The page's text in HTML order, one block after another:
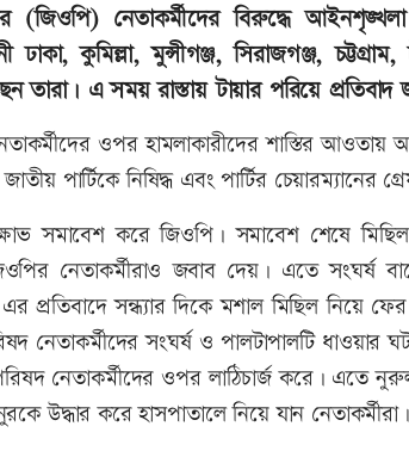
(জিওপি) নেতাকর্মীদের বিরুদ্ধে
ঢাকা, কুমিল্লা, মুন্সীগঞ্জ, সিরাজগঞ্জ,
তারা। এ সময় রাস্তায় টায়ার পরিয়ে প্রতিবাদ
ওপর হামলাকারীদের শাস্তির আওতায়
পার্টিকে নিষিদ্ধ এবং পার্টির চেয়ারম্যানের
সমাবেশ করে জিওপি। সমাবেশ শেষে
নেতাকর্মীরাও জবাব দেয়। এতে সংঘর্ষ
প্রতিবাদে সন্ধ্যার দিকে মশাল মিছিল নিয়ে
নেতাকর্মীদের সংঘর্ষ ও পালটাপালটি
নেতাকর্মীদের ওপর লাঠিচার্জ করে।
উদ্ধার করে হাসপাতালে নিয়ে যান নেতাকর্মীরা।